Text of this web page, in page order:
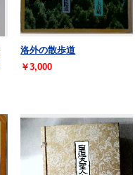
洛外の散歩道
￥3,000